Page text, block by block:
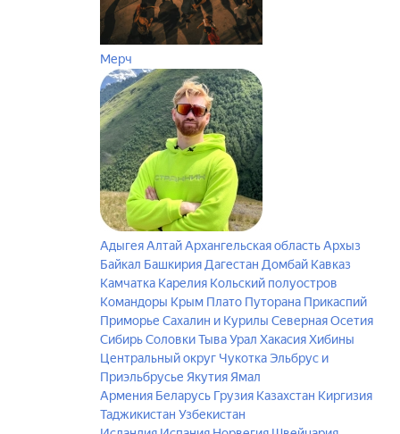
Мерч
АдыгеяАлтайАрхангельская областьАрхыз
Байкал Башкирия Дагестан Домбай Кавказ
Камчатка Карелия Кольский полуостров
Командоры Крым Плато Путорана Прикаспий
Приморье Сахалин и Курилы Северная Осетия
СибирьСоловкиТываУрал ХакасияХибины
Центральный округ ЧукоткаЭльбрус и
Приэльбрусье Якутия Ямал
Армения Беларусь Грузия Казахстан Киргизия
Таджикистан Узбекистан